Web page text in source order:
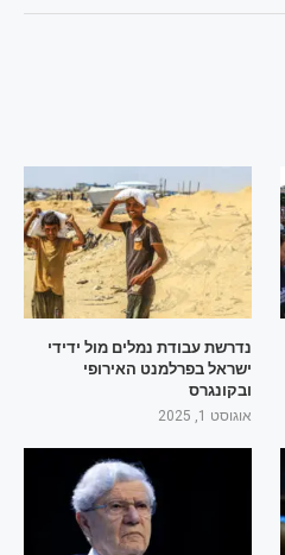
נדרשת עבודת נמלים מול ידידי
ישראל בפרלמנט האירופי
ובקונגרס
אוגוסט 1, 2025